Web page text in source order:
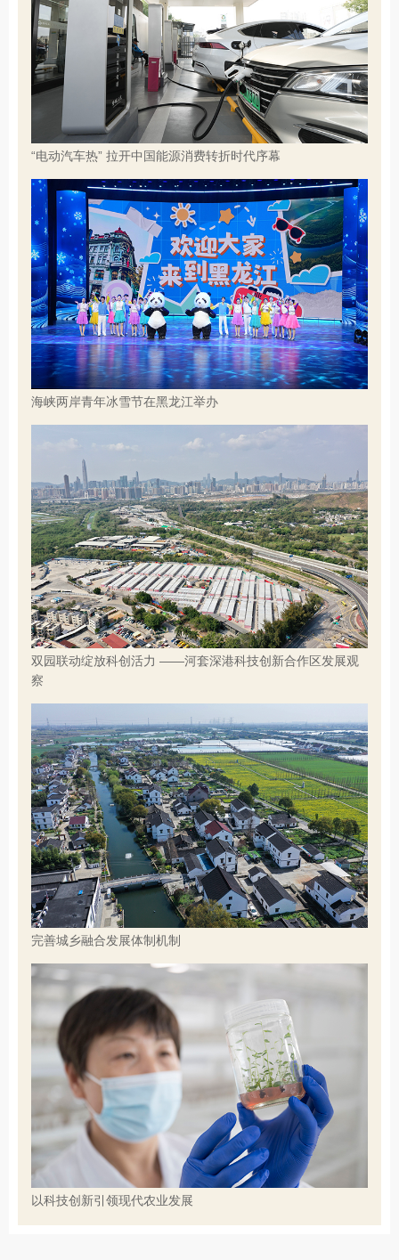
“电动汽车热” 拉开中国能源消费转折时代序幕
海峡两岸青年冰雪节在黑龙江举办
双园联动绽放科创活力 ——河套深港科技创新合作区发展观
察
完善城乡融合发展体制机制
以科技创新引领现代农业发展